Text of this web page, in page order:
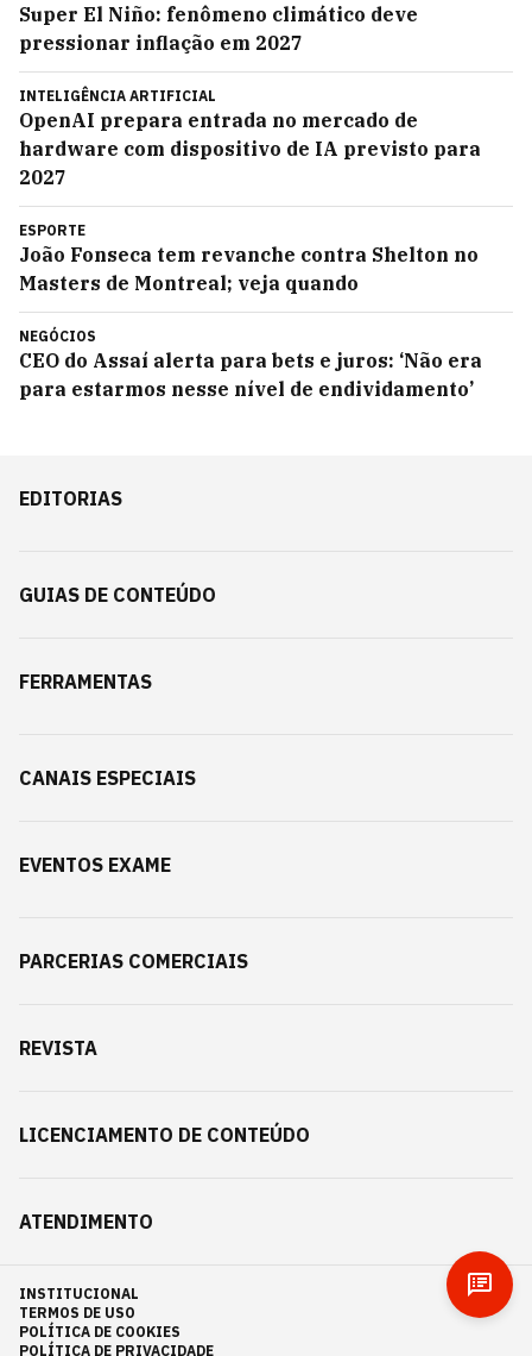
Super El Niño: fenômeno climático deve
pressionar inflação em 2027
INTELIGÊNCIA ARTIFICIAL
OpenAI prepara entrada no mercado de
hardware com dispositivo de IA previsto para
2027
ESPORTE
João Fonseca tem revanche contra Shelton no
Masters de Montreal; veja quando
NEGÓCIOS
CEO do Assaí alerta para bets e juros: ‘Não era
para estarmos nesse nível de endividamento’
EDITORIAS
GUIAS DE CONTEÚDO
FERRAMENTAS
CANAIS ESPECIAIS
EVENTOS EXAME
PARCERIAS COMERCIAIS
REVISTA
LICENCIAMENTO DE CONTEÚDO
ATENDIMENTO
INSTITUCIONAL
TERMOS DE USO
POLÍTICA DE COOKIES
POLÍTICA DE PRIVACIDADE